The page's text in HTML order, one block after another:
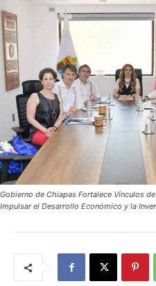
Gobierno de Chiapas Fortalece Vínculos
Impulsar el Desarrollo Económico y la